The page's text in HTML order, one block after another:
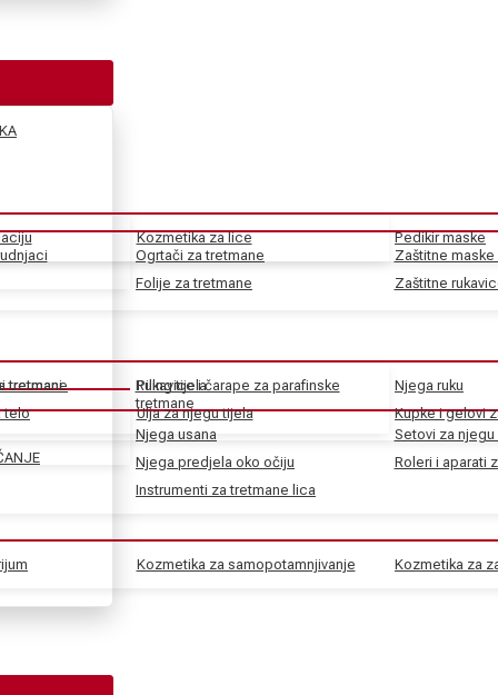
tretmane
Rukavice i čarape za parafinske
tretmane
Ogrtači za tretmane
Folije za tretmane
Zaštitne
Zaštitne
Njega usana
Njega predjela oko očiju
Instrumenti za tretmane lica
Setovi za njegu
Roleri i aparati
Kozmetika za lice Pedikir maske
tretmani
telo
Piling tijela
Ulja za njegu tijela
Njega ruku
Kupke i gelovi
Kozmetika za samopotamnjivanje Kozmetika za